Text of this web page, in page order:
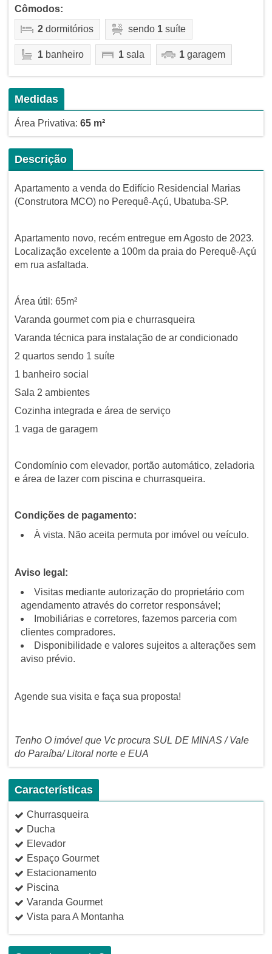
Cômodos:
2dormitórios sendo 1suíte
1banheiro 1sala 1garagem
Medidas
Área Privativa: 65 m²
Descrição
Apartamento a venda do Edifício Residencial Marias
(Construtora MCO) no Perequê-Açú, Ubatuba-SP.
Apartamento novo, recém entregue em Agosto de 2023.
Localização excelente a 100m da praia do Perequê-Açú
em rua asfaltada.
Área útil: 65m²
Varanda gourmet com pia e churrasqueira
Varanda técnica para instalação de ar condicionado
2 quartos sendo 1 suíte
1 banheiro social
Sala 2 ambientes
Cozinha integrada e área de serviço
1 vaga de garagem
Condomínio com elevador, portão automático, zeladoria
e área de lazer com piscina e churrasqueira.
Condições de pagamento:
À vista. Não aceita permuta por imóvel ou veículo.
Aviso legal:
Visitas mediante autorização do proprietário com
agendamento através do corretor responsável;
Imobiliárias e corretores, fazemos parceria com
clientes compradores.
Disponibilidade e valores sujeitos a alterações sem
aviso prévio.
Agende sua visita e faça sua proposta!
Tenho O imóvel que Vc procura SUL DE MINAS / Vale
do Paraíba/ Litoral norte e EUA
Características
Churrasqueira
Ducha
Elevador
Espaço Gourmet
Estacionamento
Piscina
Varanda Gourmet
Vista para A Montanha